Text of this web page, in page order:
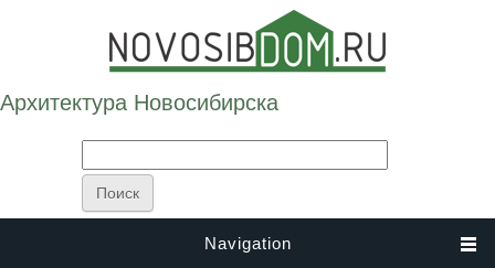
Архитектура Новосибирска
Navigation